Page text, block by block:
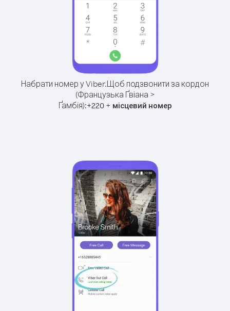
Набрати номер у Viber.Щоб подзвонити за кордон
(Французька Ґвіана >
Ґамбія):+220+ місцевий номер